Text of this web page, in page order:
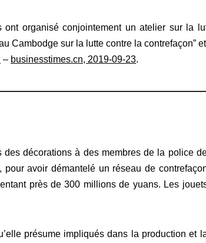
ont organisé conjointement un atelier sur la
Cambodge sur la lutte contre la contrefaçon”
– businesstimes.cn, 2019-09-23.
décorations à des membres de la police
avoir démantelé un réseau de
près de 300 millions de yuans. Les
présume impliqués dans la production et